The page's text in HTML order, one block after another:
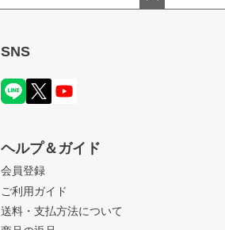
SNS
ヘルプ＆ガイド
会員登録
ご利用ガイド
送料・支払方法について